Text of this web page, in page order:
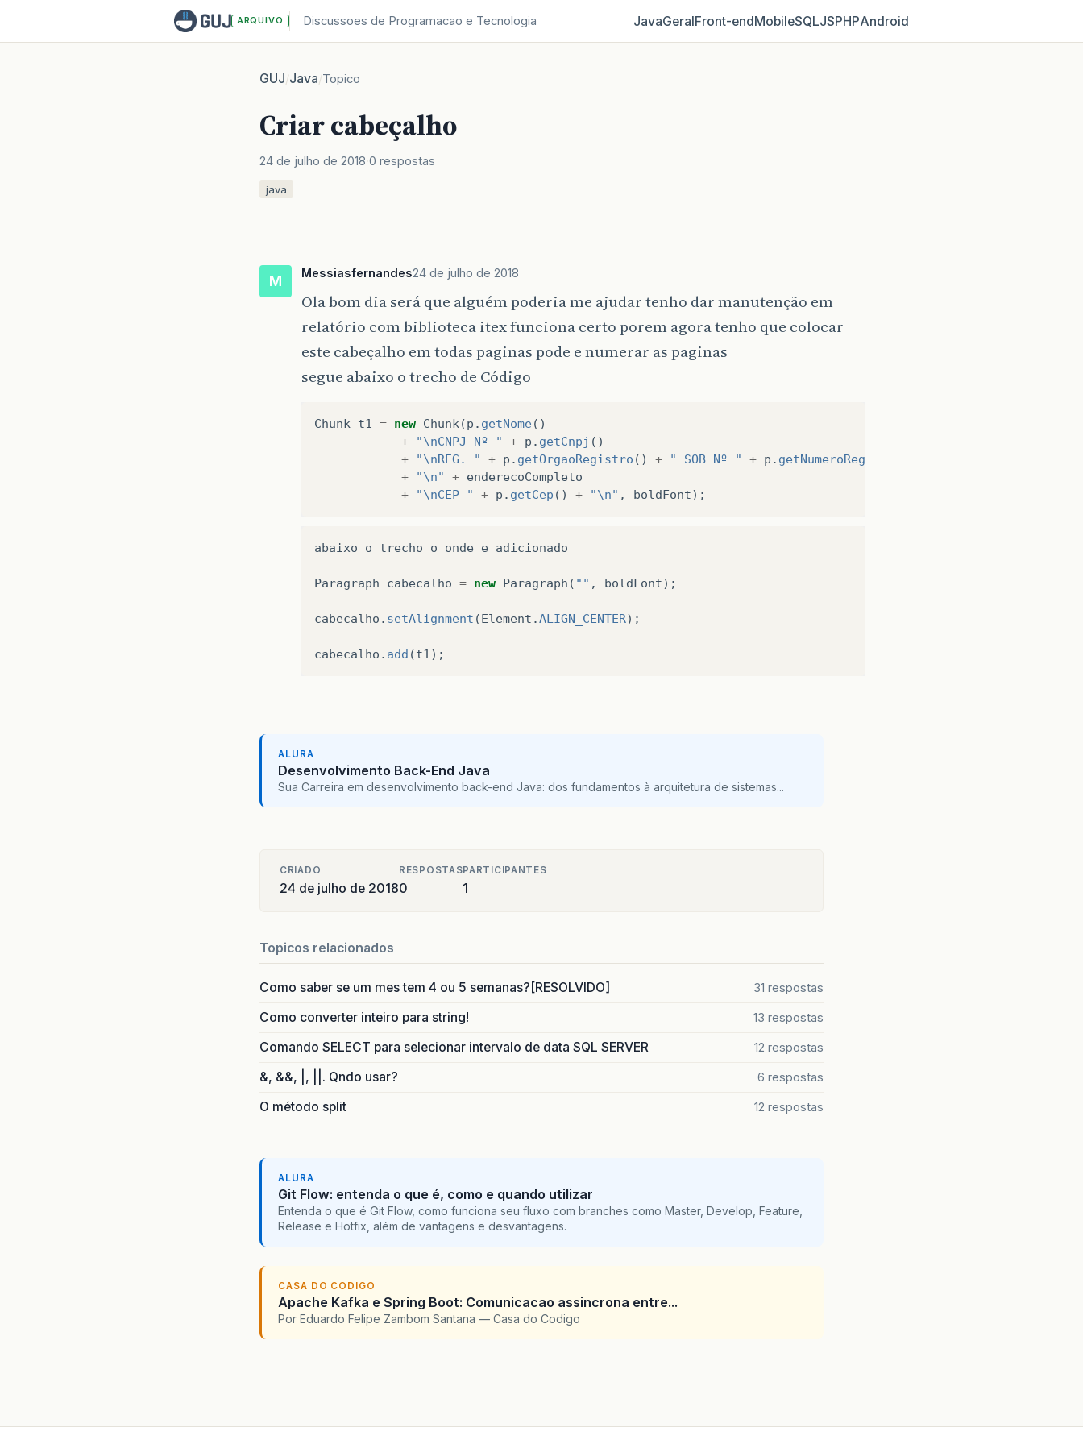
ARQUIVO Discussoes de Programacao e Tecnologia JavaGeralFront‑endMobileSQLJSPHPAndroid
GUJ/Java/Topico
Criar cabeçalho
24 de julho de 2018 0 respostas
java
M Messiasfernandes24 de julho de 2018
Ola bom dia será que alguém poderia me ajudar tenho dar manutenção em
relatório com biblioteca itex funciona certo porem agora tenho que colocar
este cabeçalho em todas paginas pode e numerar as paginas
segue abaixo o trecho de Código
Chunk t1 = new Chunk (p . getNome()
+
"\nCNPJ Nº " + p . getCnpj ()
+
"\nREG. " + p . getOrgaoRegistro () + " SOB Nº " + p . getNumeroRegistro
+
"\n" + enderecoCompleto
+
"\nCEP " + p . getCep () + "\n" , boldFont);
abaixo o trecho o onde e adicionado
Paragraph cabecalho = new Paragraph ( "" , boldFont);
cabecalho . setAlignment (Element .ALIGN_CENTER);
cabecalho . add (t1 );
ALURA
Desenvolvimento Back-End Java
Sua Carreira em desenvolvimento back-end Java: dos fundamentos à arquitetura de sistemas...
CRIADO
24 de julho de 2018
RESPOSTAS
0
PARTICIPANTES
1
Topicos relacionados
Como saber se um mes tem 4 ou 5 semanas?[RESOLVIDO] 31 respostas
Como converter inteiro para string! 13 respostas
Comando SELECT para selecionar intervalo de data SQL SERVER 12 respostas
&, &&, |, ||. Qndo usar? 6 respostas
O método split 12 respostas
ALURA
Git Flow: entenda o que é, como e quando utilizar
Entenda o que é Git Flow, como funciona seu fluxo com branches como Master, Develop, Feature,
Release e Hotfix, além de vantagens e desvantagens.
CASA DO CODIGO
Apache Kafka e Spring Boot: Comunicacao assincrona entre...
Por Eduardo Felipe Zambom Santana — Casa do Codigo